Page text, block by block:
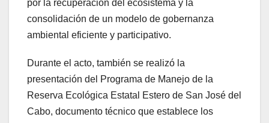
por la recuperación del ecosistema y la
consolidación de un modelo de gobernanza
ambiental eficiente y participativo.
Durante el acto, también se realizó la
presentación del Programa de Manejo de la
Reserva Ecológica Estatal Estero de San José del
Cabo, documento técnico que establece los